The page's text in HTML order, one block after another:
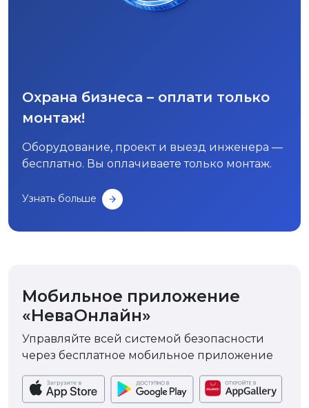
Охрана бизнеса – оплати только
монтаж!
Оборудование, проект и выезд инженера —
бесплатно. Вы оплачиваете только монтаж.
Узнать больше
Мобильное приложение
«НеваОнлайн»
Управляйте всей системой безопасности
через бесплатное мобильное приложение